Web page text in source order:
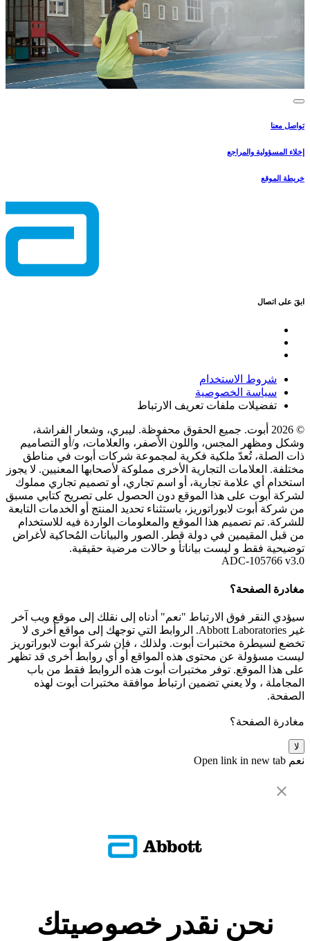
تواصل معنا
إخلاء المسؤولية والمراجع
خريطة الموقع
ابقَ على اتصال
شروط الاستخدام
سياسة الخصوصية
تفضيلات ملفات تعريف الارتباط
© 2026 أبوت. جميع الحقوق محفوظة. ليبري، وشعار الفراشة،
وشكل ومظهر المجس، واللون الأصفر، والعلامات، و/أو التصاميم
ذات الصلة، تُعدّ ملكية فكرية لمجموعة شركات أبوت في مناطق
مختلفة. العلامات التجارية الأخرى مملوكة لأصحابها المعنيين. لا يجوز
استخدام أي علامة تجارية، أو اسم تجاري، أو تصميم تجاري مملوك
لشركة أبوت على هذا الموقع دون الحصول على تصريح كتابي مسبق
من شركة أبوت لابوراتوريز، باستثناء تحديد المنتج أو الخدمات التابعة
للشركة. تم تصميم هذا الموقع والمعلومات الواردة فيه للاستخدام
من قبل المقيمين في دولة قطر. الصور والبيانات المُحاكية لأغراض
توضيحية فقط و ليست بياناتأ و حالات مرضية حقيقية.
ADC-105766 v3.0
مغادرة الصفحة؟
سيؤدي النقر فوق الارتباط "نعم" أدناه إلى نقلك إلى موقع ويب آخر
غير Abbott Laboratories. الروابط التي توجهك إلى مواقع أخرى لا
تخضع لسيطرة مختبرات أبوت. ولذلك ، فإن شركة أبوت لابوراتوريز
ليست مسؤولة عن محتوى هذه المواقع أو أي روابط أخرى قد تظهر
على هذا الموقع. توفر مختبرات أبوت هذه الروابط فقط من باب
المجاملة ، ولا يعني تضمين ارتباط موافقة مختبرات أبوت لهذه
الصفحة.
مغادرة الصفحة؟
لا
نعم Open link in new tab
نحن نقدر خصوصيتك